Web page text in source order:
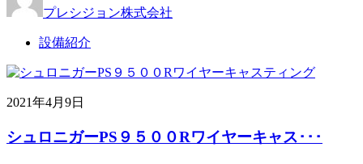
プレシジョン株式会社
設備紹介
2021年4月9日
シュロニガーPS９５００Rワイヤーキャス･･･